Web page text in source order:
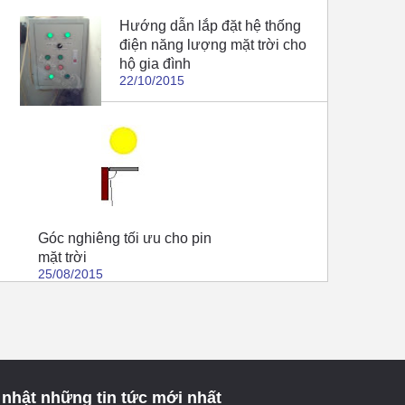
Hướng dẫn lắp đặt hệ thống
điện năng lượng mặt trời cho
hộ gia đình
22/10/2015
Góc nghiêng tối ưu cho pin
mặt trời
25/08/2015
nhật những tin tức mới nhất